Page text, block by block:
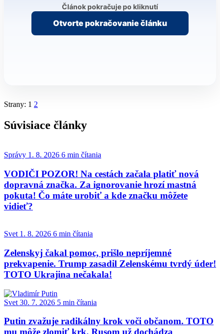
Článok pokračuje po kliknutí
Otvorte pokračovanie článku
Strany: 1 2
Súvisiace články
Správy 1. 8. 2026 6 min čítania
VODIČI POZOR! Na cestách začala platiť nová
dopravná značka. Za ignorovanie hrozí mastná
pokuta! Čo máte urobiť a kde značku môžete
vidieť?
Svet 1. 8. 2026 6 min čítania
Zelenskyj čakal pomoc, prišlo nepríjemné
prekvapenie. Trump zasadil Zelenskému tvrdý úder!
TOTO Ukrajina nečakala!
Svet 30. 7. 2026 5 min čítania
Putin zvažuje radikálny krok voči občanom. TOTO